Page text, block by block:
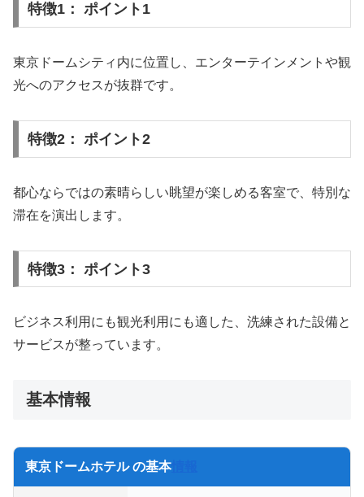
特徴1： ポイント1
東京ドームシティ内に位置し、エンターテインメントや観
光へのアクセスが抜群です。
特徴2： ポイント2
都心ならではの素晴らしい眺望が楽しめる客室で、特別な
滞在を演出します。
特徴3： ポイント3
ビジネス利用にも観光利用にも適した、洗練された設備と
サービスが整っています。
基本情報
東京ドームホテル の基本情報